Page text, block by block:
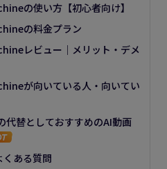
の使い方【初心者向け】
の料金プラン
レビュー｜メリット・デメ
が向いている人・向いてい
代替としておすすめのAI動画
ある質問